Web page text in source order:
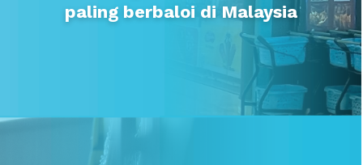
paling berbaloi di Malaysia